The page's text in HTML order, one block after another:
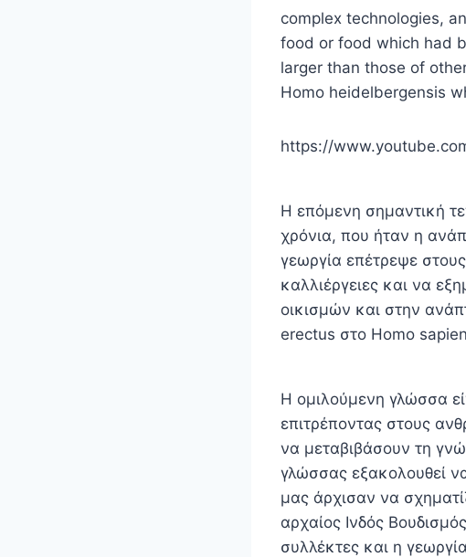
complex technologies,
food or food which had
larger than those of
Homo heidelbergensis
https://
Η επόμενη σημαντική
χρόνια, που ήταν η
γεωργία επέτρεψε
καλλιέργειες και να
οικισμών και στην
erectus στο Homo
Η ομιλούμενη γλώσσα
επιτρέποντας στους
να μεταβιβάσουν τη
γλώσσας εξακολουθεί
μας άρχισαν να
αρχαίος Ινδός
συλλέκτες και η